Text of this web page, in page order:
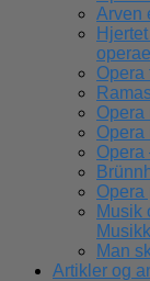
Arven
Opera
Opera
Opera
Opera
Musik
Man
Artikler og